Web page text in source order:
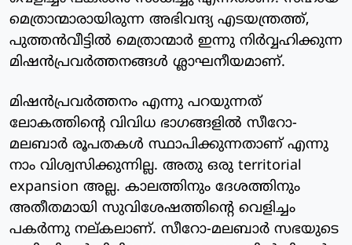
മെത്രാന്മാരായിരുന്ന അഭിവന്ദ്യ എടയന്ത്രത്ത്,
പുത്തന്‍വീട്ടില്‍ മെത്രാന്മാര്‍ ഇന്നു നിര്‍വ്വഹിക്കുന്ന
മിഷന്‍പ്രവര്‍ത്തനങ്ങള്‍ ശ്ലാഘനീയമാണ്.
മിഷന്‍പ്രവര്‍ത്തനം എന്നു പറയുന്നത്
ലോകത്തിന്റെ വിവിധ ഭാഗങ്ങളില്‍ സീറോ-
മലബാര്‍ രൂപതകള്‍ സ്ഥാപിക്കുന്നതാണ് എന്നു
നാം വിശ്വസിക്കുന്നില്ല. അതു ഒരു territorial
expansion അല്ല. കാലത്തിനും ദേശത്തിനും
അതീതമായി സുവിശേഷത്തിന്റെ വെളിച്ചം
പകര്‍ന്നു നല്കലാണ്. സീറോ-മലബാര്‍ സഭയുടെ